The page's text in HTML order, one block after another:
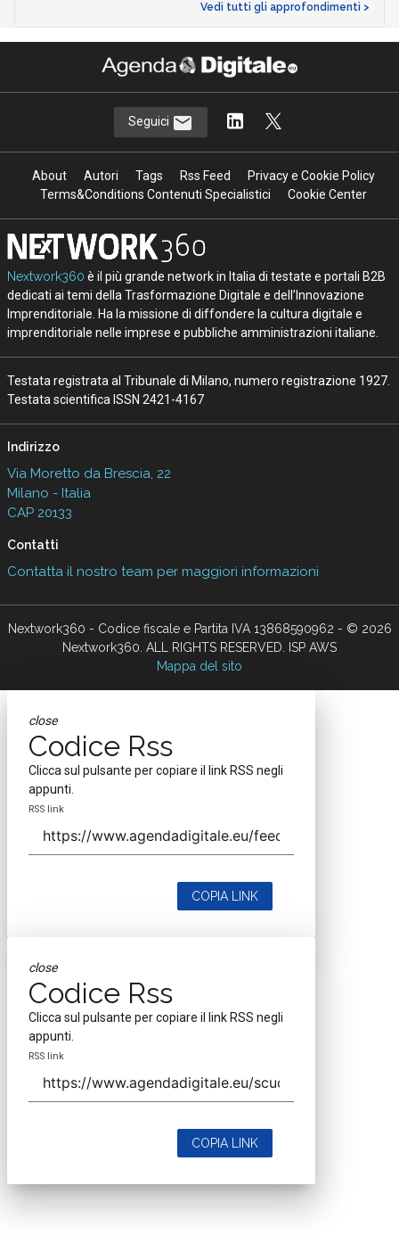
Vedi tutti gli approfondimenti >
Seguici
About Autori Tags Rss Feed
Privacy e Cookie Policy
Terms&Conditions Contenuti Specialistici
Cookie Center
Nextwork360 è il più grande network in Italia di testate e portali B2B
dedicati ai temi della Trasformazione Digitale e dell’Innovazione
Imprenditoriale. Ha la missione di diffondere la cultura digitale e
imprenditoriale nelle imprese e pubbliche amministrazioni italiane.
Testata registrata al Tribunale di Milano, numero registrazione 1927.
Testata scientifica ISSN 2421-4167
Indirizzo
Via Moretto da Brescia, 22
Milano - Italia
CAP 20133
Contatti
Contatta il nostro team per maggiori informazioni
Nextwork360 - Codice fiscale e Partita IVA 13868590962 - © 2026
Nextwork360. ALL RIGHTS RESERVED. ISP AWS
Mappa del sito
close
Codice Rss
Clicca sul pulsante per copiare il link RSS negli
appunti.
RSS link
COPIA LINK
close
Codice Rss
Clicca sul pulsante per copiare il link RSS negli
appunti.
RSS link
COPIA LINK